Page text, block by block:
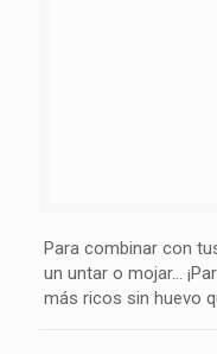
Para combinar con
un untar o mojar…
más ricos sin huevo